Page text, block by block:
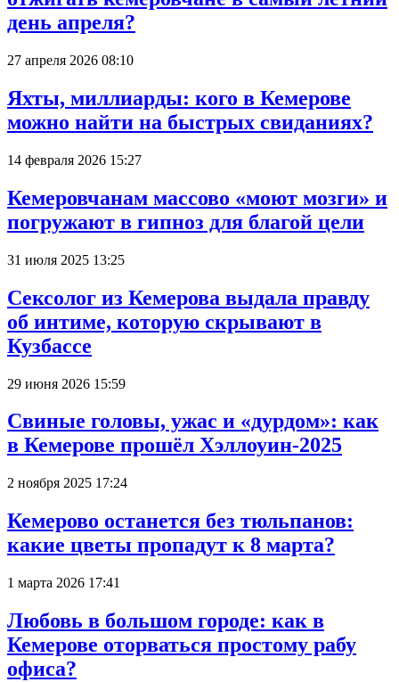
день апреля?
27 апреля 2026 08:10
Яхты, миллиарды: кого в Кемерове
можно найти на быстрых свиданиях?
14 февраля 2026 15:27
Кемеровчанам массово «моют мозги» и
погружают в гипноз для благой цели
31 июля 2025 13:25
Сексолог из Кемерова выдала правду
об интиме, которую скрывают в
Кузбассе
29 июня 2026 15:59
Свиные головы, ужас и «дурдом»: как
в Кемерове прошёл Хэллоуин-2025
2 ноября 2025 17:24
Кемерово останется без тюльпанов:
какие цветы пропадут к 8 марта?
1 марта 2026 17:41
Любовь в большом городе: как в
Кемерове оторваться простому рабу
офиса?